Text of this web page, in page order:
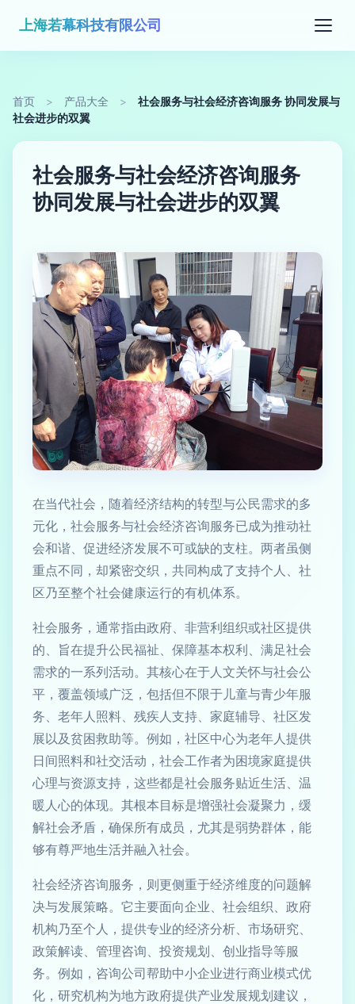
上海若幕科技有限公司
首页 > 产品大全 >
社会服务与社会经济咨询服务 协同发展与
社会进步的双翼
社会服务与社会经济咨询服务
协同发展与社会进步的双翼
在当代社会，随着经济结构的转型与公民需求的多
元化，社会服务与社会经济咨询服务已成为推动社
会和谐、促进经济发展不可或缺的支柱。两者虽侧
重点不同，却紧密交织，共同构成了支持个人、社
区乃至整个社会健康运行的有机体系。
社会服务，通常指由政府、非营利组织或社区提供
的、旨在提升公民福祉、保障基本权利、满足社会
需求的一系列活动。其核心在于人文关怀与社会公
平，覆盖领域广泛，包括但不限于儿童与青少年服
务、老年人照料、残疾人支持、家庭辅导、社区发
展以及贫困救助等。例如，社区中心为老年人提供
日间照料和社交活动，社会工作者为困境家庭提供
心理与资源支持，这些都是社会服务贴近生活、温
暖人心的体现。其根本目标是增强社会凝聚力，缓
解社会矛盾，确保所有成员，尤其是弱势群体，能
够有尊严地生活并融入社会。
社会经济咨询服务，则更侧重于经济维度的问题解
决与发展策略。它主要面向企业、社会组织、政府
机构乃至个人，提供专业的经济分析、市场研究、
政策解读、管理咨询、投资规划、创业指导等服
务。例如，咨询公司帮助中小企业进行商业模式优
化，研究机构为地方政府提供产业发展规划建议，